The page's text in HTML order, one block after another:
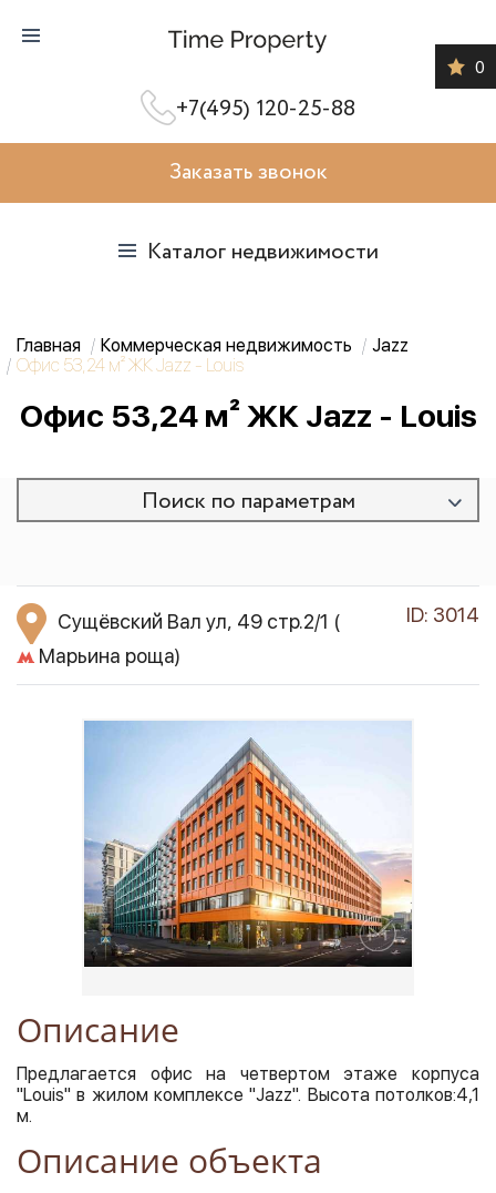
+7(495) 120-25-88
Заказать звонок
0
Каталог недвижимости
Главная Коммерческая недвижимость
Jazz
Офис 53,24 м² ЖК Jazz - Louis
Офис 53,24 м² ЖК Jazz - Louis
Поиск по параметрам
Сущёвский Вал ул, 49 стр.2/1 (
Марьина роща)
ID: 3014
Описание
Предлагается офис на четвертом этаже корпуса
"Louis" в жилом комплексе "Jazz". Высота потолков:4,1
м.
Описание объекта